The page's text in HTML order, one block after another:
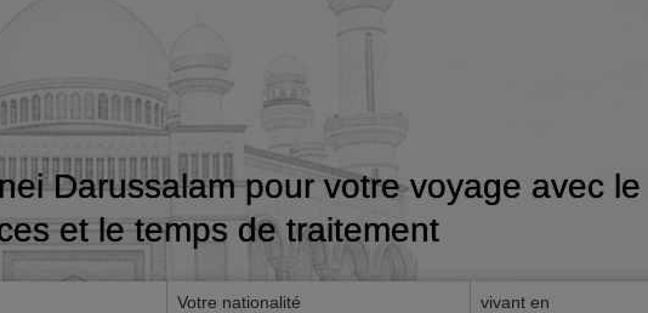
Darussalam pour votre voyage avec
et le temps de traitement
Votre nationalité vivant en